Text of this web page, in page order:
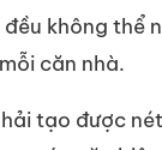
không thể
căn nhà.
tạo được